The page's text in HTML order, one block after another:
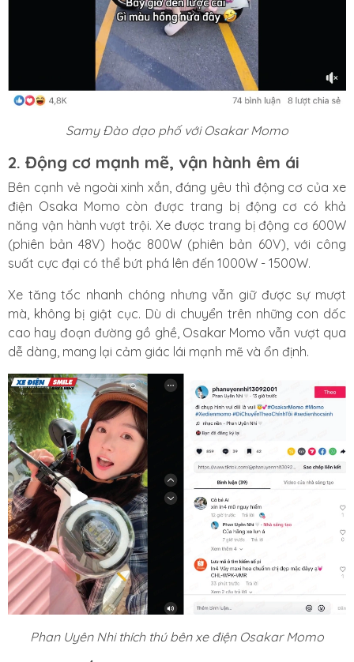
Samy Đào dạo phố với Osakar Momo
2. Động cơ mạnh mẽ, vận hành êm ái
Bên cạnh vẻ ngoài xinh xắn, đáng yêu thì động cơ của xe
điện Osaka Momo còn được trang bị động cơ có khả
năng vận hành vượt trội. Xe được trang bị động cơ 600W
(phiên bản 48V) hoặc 800W (phiên bản 60V), với công
suất cực đại có thể bứt phá lên đến 1000W - 1500W.
Xe tăng tốc nhanh chóng nhưng vẫn giữ được sự mượt
mà, không bị giật cục. Dù di chuyển trên những con dốc
cao hay đoạn đường gồ ghề, Osakar Momo vẫn vượt qua
dễ dàng, mang lại cảm giác lái mạnh mẽ và ổn định.
Phan Uyên Nhi thích thú bên xe điện Osakar Momo